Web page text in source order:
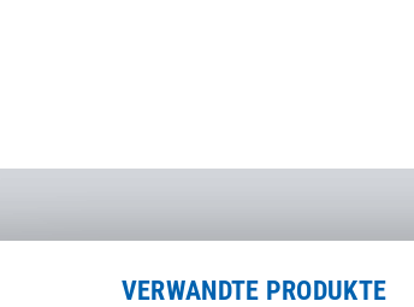
VERWANDTE PRODUKTE